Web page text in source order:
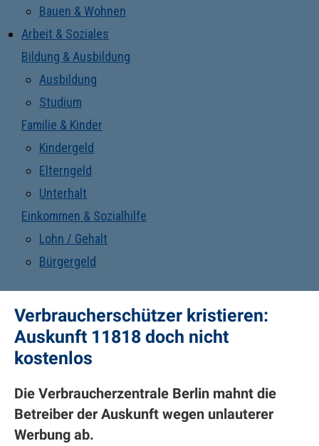
Bauen & Wohnen
Arbeit & Soziales
Bildung & Ausbildung
Ausbildung
Studium
Familie & Kinder
Kindergeld
Elterngeld
Unterhalt
Einkommen & Sozialhilfe
Lohn / Gehalt
Bürgergeld
Verbraucherschützer kristieren:
Auskunft 11818 doch nicht
kostenlos
Die Verbraucherzentrale Berlin mahnt die
Betreiber der Auskunft wegen unlauterer
Werbung ab.